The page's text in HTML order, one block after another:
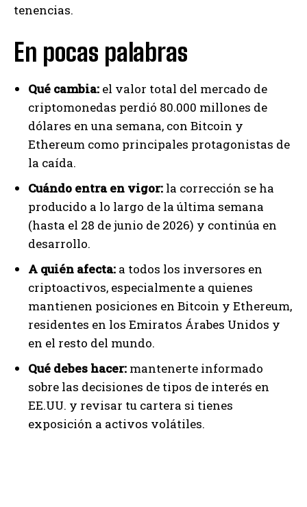
tenencias.
En pocas palabras
Qué cambia: el valor total del mercado de
criptomonedas perdió 80.000 millones de
dólares en una semana, con Bitcoin y
Ethereum como principales protagonistas de
la caída.
Cuándo entra en vigor: la corrección se ha
producido a lo largo de la última semana
(hasta el 28 de junio de 2026) y continúa en
desarrollo.
A quién afecta: a todos los inversores en
criptoactivos, especialmente a quienes
mantienen posiciones en Bitcoin y Ethereum,
residentes en los Emiratos Árabes Unidos y
en el resto del mundo.
Qué debes hacer: mantenerte informado
sobre las decisiones de tipos de interés en
EE.UU. y revisar tu cartera si tienes
exposición a activos volátiles.